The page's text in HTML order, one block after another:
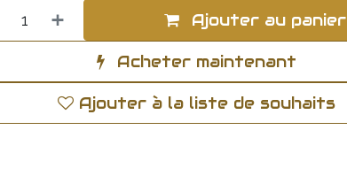
Ajouter au panier
Acheter maintenant
Ajouter à la liste de souhaits